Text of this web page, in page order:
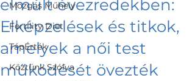
Mozgás Műhely
Fertility Diet
TápÉrték
Köztünk Szólva
elmúlt évezredekben:
Elképzelések és titkok,
amelyek a női test
működését övezték